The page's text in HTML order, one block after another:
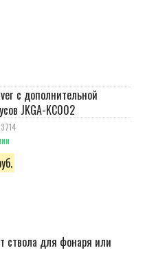
с дополнительной
JKGA-KC002